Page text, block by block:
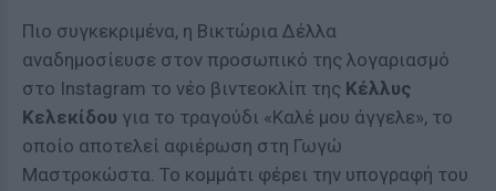
Πιο συγκεκριμένα, η Βικτώρια Δέλλα
αναδημοσίευσε στον προσωπικό της λογαριασμό
στο Instagram το νέο βιντεοκλίπ της Κέλλυς
Κελεκίδου για το τραγούδι «Καλέ μου άγγελε», το
οποίο αποτελεί αφιέρωση στη Γωγώ
Μαστροκώστα. Το κομμάτι φέρει την υπογραφή του